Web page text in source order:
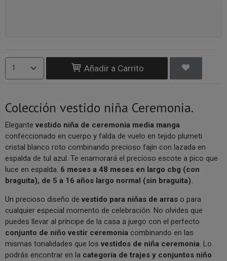
Añadir a Carrito
Colección vestido niña Ceremonia.
Elegante vestido niña de ceremonia media manga
confeccionado en cuerpo y falda de vuelo en tejido plumeti
cristal blanco roto combinando precioso fajín con lazada en
espalda de tul azul. Te enamorará el precioso escote a pico que
luce en espalda. 6 meses a 48 meses en largo cbg (con
braguita), de 5 a 16 años largo normal (sin braguita).
Un precioso diseño de vestido para niñas de arras o para
cualquier especial momento de celebración. No olvides que
puedes llevar al príncipe de la casa a juego con el perfecto
conjunto de niño vestir ceremonia combinando en las
mismas tonalidades que los vestidos de niña ceremonia. Lo
podrás encontrar en la categoría de trajes y conjuntos niño